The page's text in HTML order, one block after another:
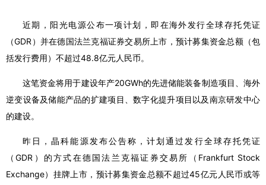
近期，阳光电源公布一项计划，即在海外发行全球存托凭证
（GDR）并在德国法兰克福证券交易所上市，预计募集资金总额（包
括发行费用）不超过48.8亿元人民币。
这笔资金将用于建设年产20GWh的先进储能装备制造项目、海外
逆变设备及储能产品的扩建项目、数字化提升项目以及南京研发中心
的建设。
昨日，晶科能源发布公告称，计划通过发行全球存托凭证
（GDR）的方式在德国法兰克福证券交易所（Frankfurt Stock
Exchange）挂牌上市，预计募集资金总额不超过45亿元人民币或等